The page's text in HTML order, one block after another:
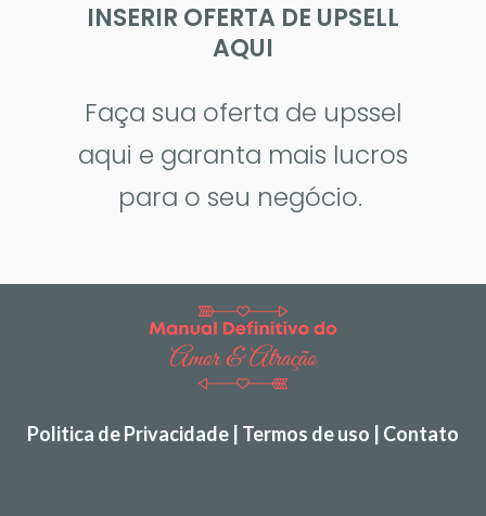
INSERIR OFERTA DE UPSELL
AQUI
Faça sua oferta de upssel
aqui e garanta mais lucros
para o seu negócio.
Politica de Privacidade | Termos de uso | Contato